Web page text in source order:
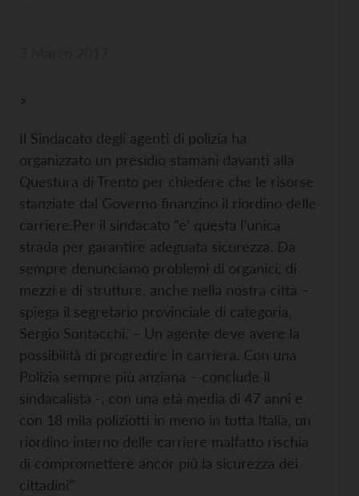
>
Il Sindacato degli agenti di polizia ha
organizzato un presidio stamani davanti alla
Questura di Trento per chiedere che le risorse
stanziate dal Governo finanzino il riordino delle
carriere.Per il sindacato “e’ questa l’unica
strada per garantire adeguata sicurezza. Da
sempre denunciamo problemi di organici, di
mezzi e di strutture, anche nella nostra città –
spiega il segretario provinciale di categoria,
Sergio Sontacchi. – Un agente deve avere la
possibilità di progredire in carriera. Con una
Polizia sempre più anziana – conclude il
sindacalista -, con una età media di 47 anni e
con 18 mila poliziotti in meno in tutta Italia, un
riordino interno delle carriere malfatto rischia
di compromettere ancor più la sicurezza dei
cittadini”